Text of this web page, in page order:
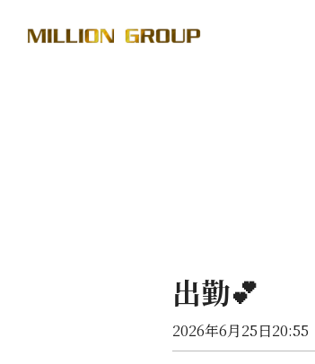
出勤💕
2026年6月25日20:55